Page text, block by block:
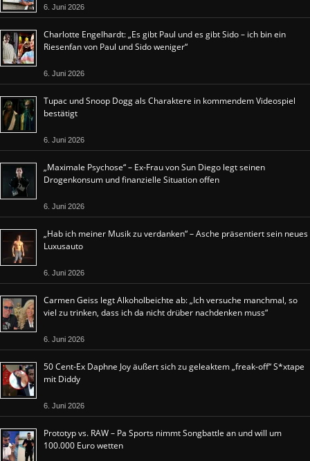
6. Juni 2026
Charlotte Engelhardt: „Es gibt Paul und es gibt Sido – ich bin ein
Riesenfan von Paul und Sido weniger“
6. Juni 2026
Tupac und Snoop Dogg als Charaktere in kommendem Videospiel
bestätigt
6. Juni 2026
„Maximale Psychose“ – Ex-Frau von Sun Diego legt seinen
Drogenkonsum und finanzielle Situation offen
6. Juni 2026
„Hab ich meiner Musik zu verdanken“ – Asche präsentiert sein neues
Luxusauto
6. Juni 2026
Carmen Geiss legt Alkoholbeichte ab: „Ich versuche manchmal, so
viel zu trinken, dass ich da nicht drüber nachdenken muss“
6. Juni 2026
50 Cent-Ex Daphne Joy äußert sich zu geleaktem „freak-off“ S*xtape
mit Diddy
6. Juni 2026
Prototyp vs. RAW – Pa Sports nimmt Songbattle an und will um
100.000 Euro wetten